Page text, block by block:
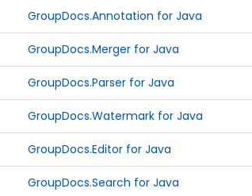
GroupDocs.Annotation for Java
GroupDocs.Merger for Java
GroupDocs.Parser for Java
GroupDocs.Watermark for Java
GroupDocs.Editor for Java
GroupDocs.Search for Java